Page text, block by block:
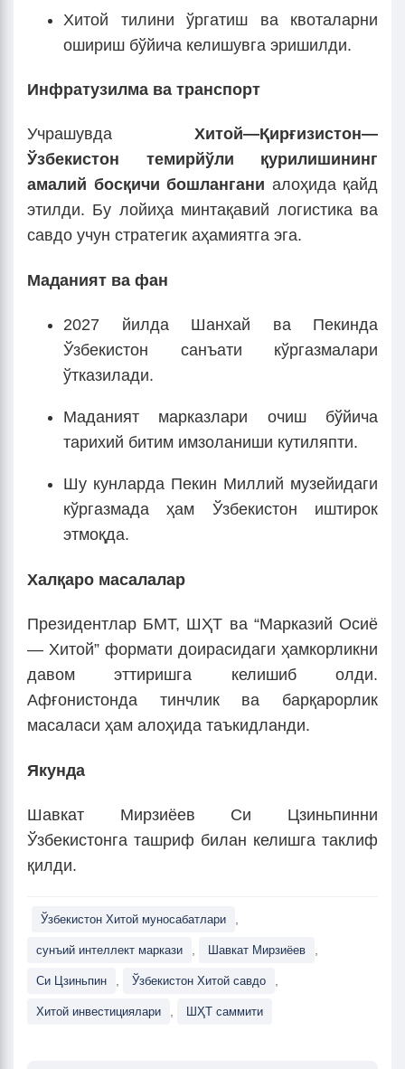
Хитой тилини ўргатиш ва квоталарни
ошириш бўйича келишувга эришилди.
Инфратузилма ва транспорт
Учрашувда Хитой—Қирғизистон—
Ўзбекистон темирйўли қурилишининг
амалий босқичи бошлангани алоҳида қайд
этилди. Бу лойиҳа минтақавий логистика ва
савдо учун стратегик аҳамиятга эга.
Маданият ва фан
2027 йилда Шанхай ва Пекинда
Ўзбекистон санъати кўргазмалари
ўтказилади.
Маданият марказлари очиш бўйича
тарихий битим имзоланиши кутиляпти.
Шу кунларда Пекин Миллий музейидаги
кўргазмада ҳам Ўзбекистон иштирок
этмоқда.
Халқаро масалалар
Президентлар БМТ, ШҲТ ва “Марказий Осиё
— Хитой” формати доирасидаги ҳамкорликни
давом эттиришга келишиб олди.
Афғонистонда тинчлик ва барқарорлик
масаласи ҳам алоҳида таъкидланди.
Якунда
Шавкат Мирзиёев Си Цзиньпинни
Ўзбекистонга ташриф билан келишга таклиф
қилди.
Ўзбекистон Хитой муносабатлари
сунъий интеллект маркази Шавкат Мирзиёев
Си Цзиньпин Ўзбекистон Хитой савдо
Хитой инвестициялари ШҲТ саммити